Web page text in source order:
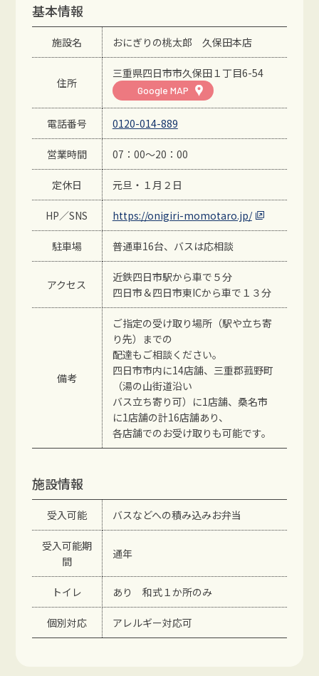
基本情報
施設名 おにぎりの桃太郎 久保田本店
住所
三重県四日市市久保田１丁目6-54
Google MAP
電話番号 0120-014-889
営業時間 07：00～20：00
定休日 元旦・１月２日
HP／SNS https://onigiri-momotaro.jp/
駐車場 普通車16台、バスは応相談
アクセス
近鉄四日市駅から車で５分
四日市＆四日市東ICから車で１３分
備考
ご指定の受け取り場所（駅や立ち寄
り先）までの
配達もご相談ください。
四日市市内に14店舗、三重郡菰野町
（湯の山街道沿い
バス立ち寄り可）に1店舗、桑名市
に1店舗の計16店舗あり、
各店舗でのお受け取りも可能です。
施設情報
受入可能 バスなどへの積み込みお弁当
受入可能期
間
通年
トイレ あり 和式１か所のみ
個別対応 アレルギー対応可